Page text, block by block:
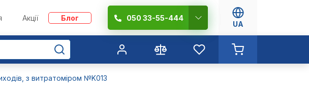
Акції Блог 050 33-55-444
UA
з витратоміром №K013